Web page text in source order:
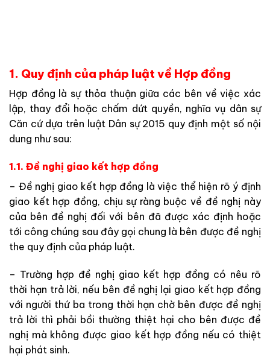
1. Quy định của pháp luật về Hợp đồng
Hợp đồng là sự thỏa thuận giữa các bên về việc xác
lập, thay đổi hoặc chấm dứt quyền, nghĩa vụ dân sự
Căn cứ dựa trên luật Dân sự 2015 quy định một số nội
dung như sau:
1.1. Đề nghị giao kết hợp đồng
– Đề nghị giao kết hợp đồng là việc thể hiện rõ ý định
giao kết hợp đồng, chịu sự ràng buộc về đề nghị này
của bên đề nghị đối với bên đã được xác định hoặc
tới công chúng sau đây gọi chung là bên được đề nghị
the quy định của pháp luật.
– Trường hợp đề nghị giao kết hợp đồng có nêu rõ
thời hạn trả lời, nếu bên đề nghị lại giao kết hợp đồng
với người thứ ba trong thời hạn chờ bên được đề nghị
trả lời thì phải bồi thường thiệt hại cho bên được đề
nghị mà không được giao kết hợp đồng nếu có thiệt
hại phát sinh.